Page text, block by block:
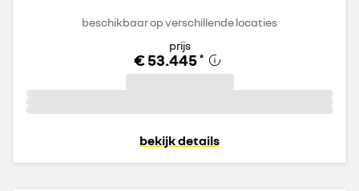
beschikbaar op verschillende locaties
prijs
€ 53.445 *
bekijk details